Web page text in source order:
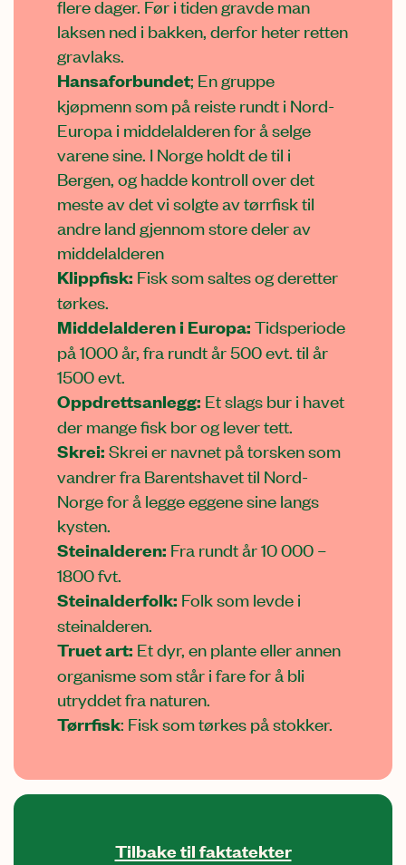
flere dager. Før i tiden gravde man
laksen ned i bakken, derfor heter retten
gravlaks.
Hansaforbundet; En gruppe
kjøpmenn som på reiste rundt i Nord-
Europa i middelalderen for å selge
varene sine. I Norge holdt de til i
Bergen, og hadde kontroll over det
meste av det vi solgte av tørrfisk til
andre land gjennom store deler av
middelalderen
Klippfisk: Fisk som saltes og deretter
tørkes.
Middelalderen i Europa: Tidsperiode
på 1000 år, fra rundt år 500 evt. til år
1500 evt.
Oppdrettsanlegg: Et slags bur i havet
der mange fisk bor og lever tett.
Skrei: Skrei er navnet på torsken som
vandrer fra Barentshavet til Nord-
Norge for å legge eggene sine langs
kysten.
Steinalderen: Fra rundt år 10 000 –
1800 fvt.
Steinalderfolk: Folk som levde i
steinalderen.
Truet art: Et dyr, en plante eller annen
organisme som står i fare for å bli
utryddet fra naturen.
Tørrfisk: Fisk som tørkes på stokker.
Tilbake til faktatekter